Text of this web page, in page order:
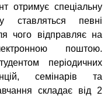
отримує спеціальну
ставляться певні
чого відправляє на
поштою.
періодичних
семінарів та
складає від 2